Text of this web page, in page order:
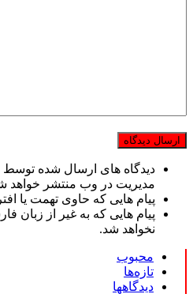
دیدگاه های ارسال شده توسط
مدیریت در وب منتشر خواهد
پیام هایی که حاوی تهمت یا
پیام هایی که به غیر از زبان
نخواهد شد.
محبوب
تازه‌ها
دیدگاهها